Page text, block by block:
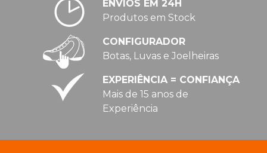
ENVIOS EM 24H
Produtos em Stock
CONFIGURADOR
Botas, Luvas e Joelheiras
EXPERIÊNCIA = CONFIANÇA
Mais de 15 anos de
Experiência